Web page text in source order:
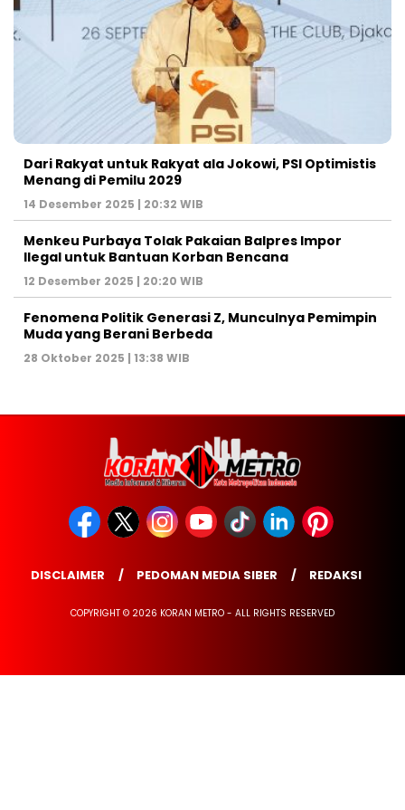
Dari Rakyat untuk Rakyat ala Jokowi, PSI Optimistis
Menang di Pemilu 2029
14 Desember 2025 | 20:32 WIB
Menkeu Purbaya Tolak Pakaian Balpres Impor
Ilegal untuk Bantuan Korban Bencana
12 Desember 2025 | 20:20 WIB
Fenomena Politik Generasi Z, Munculnya Pemimpin
Muda yang Berani Berbeda
28 Oktober 2025 | 13:38 WIB
DISCLAIMER PEDOMAN MEDIA SIBER REDAKSI
COPYRIGHT © 2026 KORAN METRO - ALL RIGHTS RESERVED